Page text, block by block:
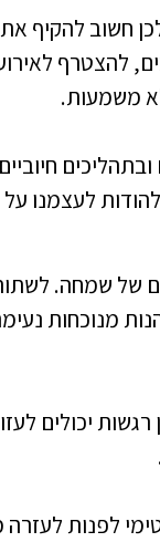
חשוב להקיף
להצטרף
משמעות.
לעצמנו
של שמחה.
מנוכחות
רגשות יכולים
לפנות לעזרה